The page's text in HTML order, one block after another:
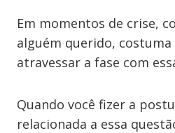
Em momentos de crise,
alguém querido,
atravessar a fase com
Quando você fizer a
relacionada a essa